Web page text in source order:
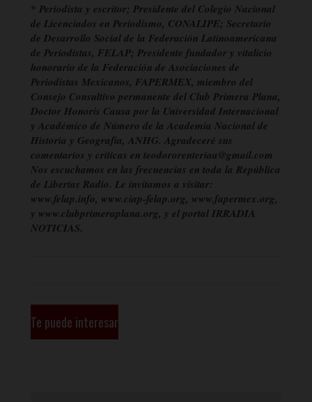
* Periodista y escritor; Presidente del Colegio Nacional
de Licenciados en Periodismo, CONALIPE; Secretario
de Desarrollo Social de la Federación Latinoamericana
de Periodistas, FELAP; Presidente fundador y vitalicio
honorario de la Federación de Asociaciones de
Periodistas Mexicanos, FAPERMEX, miembro del
Consejo Consultivo permanente del Club Primera Plana,
Doctor Honoris Causa por la Universidad Internacional
y Académico de Número de la Academia Nacional de
Historia y Geografía, ANHG. Agradeceré sus
comentarios y críticas en teodororenteriaa@gmail.com
Nos escuchamos en las frecuencias en toda la República
de Libertas Radio. Le invitamos a visitar:
www.felap.info, www.ciap-felap.org, www.fapermex.org,
y www.clubprimeraplana.org, y el portal IRRADIA
NOTICIAS.
Te puede interesar